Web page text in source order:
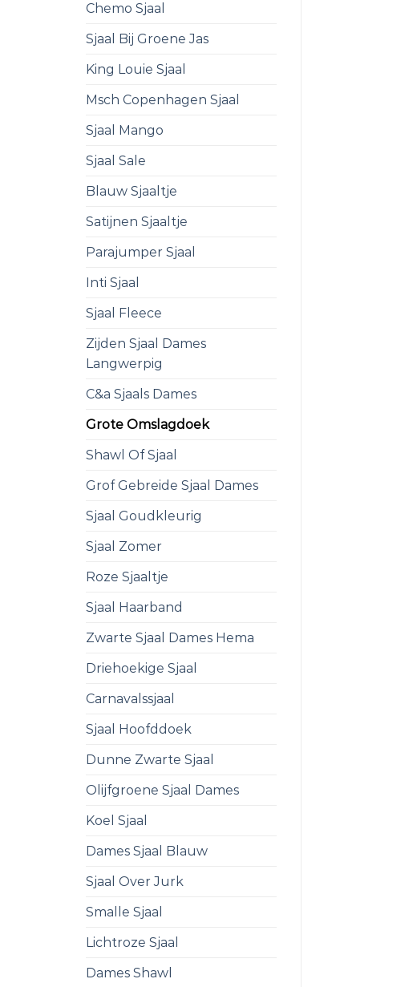
Chemo Sjaal
Sjaal Bij Groene Jas
King Louie Sjaal
Msch Copenhagen Sjaal
Sjaal Mango
Sjaal Sale
Blauw Sjaaltje
Satijnen Sjaaltje
Parajumper Sjaal
Inti Sjaal
Sjaal Fleece
Zijden Sjaal Dames
Langwerpig
C&a Sjaals Dames
Grote Omslagdoek
Shawl Of Sjaal
Grof Gebreide Sjaal Dames
Sjaal Goudkleurig
Sjaal Zomer
Roze Sjaaltje
Sjaal Haarband
Zwarte Sjaal Dames Hema
Driehoekige Sjaal
Carnavalssjaal
Sjaal Hoofddoek
Dunne Zwarte Sjaal
Olijfgroene Sjaal Dames
Koel Sjaal
Dames Sjaal Blauw
Sjaal Over Jurk
Smalle Sjaal
Lichtroze Sjaal
Dames Shawl